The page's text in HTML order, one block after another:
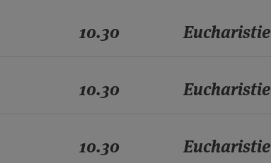
10.30 Eucharistie
10.30 Eucharistie
10.30 Eucharistie